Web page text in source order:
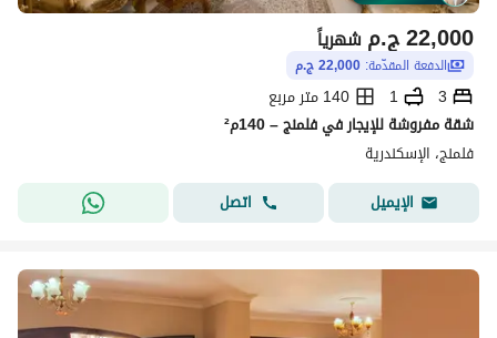
ج.م22,000 شهرياً
الدفعة المقدّمة: 22,000 ج.م
3
1
140 متر مربع
شقة مفروشة للإيجار في فلمنج – 140م²
فلمنج، الإسكندرية
الإيميل
اتصل